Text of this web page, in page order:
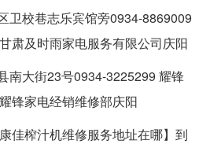
卫校巷志乐宾馆旁0934-8869009
肃及时雨家电服务有限公司庆阳
南大街23号0934-3225299 耀锋
锋家电经销维修部庆阳
佳榨汁机维修服务地址在哪】到